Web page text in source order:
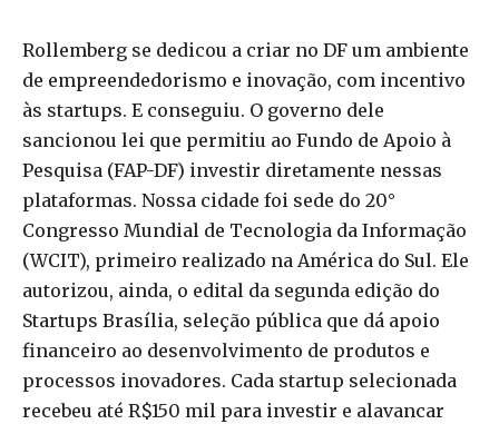
Rollemberg se dedicou a criar no DF um ambiente
de empreendedorismo e inovação, com incentivo
às startups. E conseguiu. O governo dele
sancionou lei que permitiu ao Fundo de Apoio à
Pesquisa (FAP-DF) investir diretamente nessas
plataformas. Nossa cidade foi sede do 20°
Congresso Mundial de Tecnologia da Informação
(WCIT), primeiro realizado na América do Sul. Ele
autorizou, ainda, o edital da segunda edição do
Startups Brasília, seleção pública que dá apoio
financeiro ao desenvolvimento de produtos e
processos inovadores. Cada startup selecionada
recebeu até R$150 mil para investir e alavancar